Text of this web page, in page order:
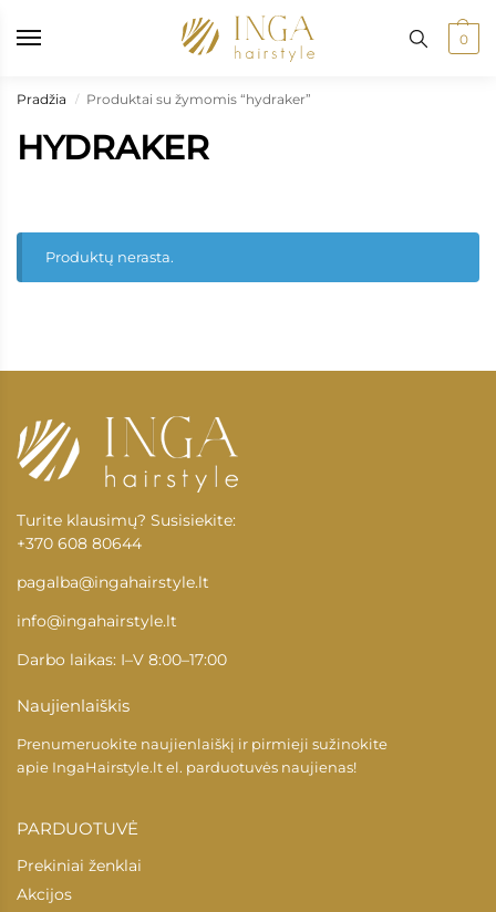
pristatymas: į paštomatus nuo 50 €, kurjeriu į namus nuo 100 €
0
Pradžia / Produktai su žymomis “hydraker”
HYDRAKER
Produktų nerasta.
Turite klausimų? Susisiekite:
+370 608 80644
pagalba@ingahairstyle.lt
info@ingahairstyle.lt
Darbo laikas: I–V 8:00–17:00
Naujienlaiškis
Prenumeruokite naujienlaiškį ir pirmieji sužinokite
apie IngaHairstyle.ltel. parduotuvės naujienas!
PARDUOTUVĖ
Prekiniai ženklai
Akcijos